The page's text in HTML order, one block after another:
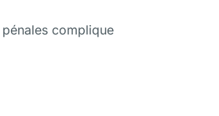
complique